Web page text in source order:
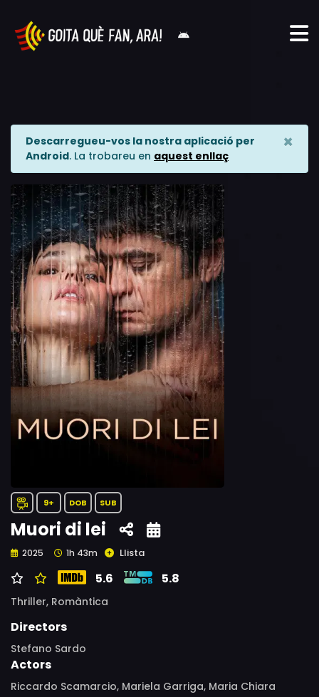
Descarregueu-vos la nostra aplicació per
Android. La trobareu en aquest enllaç
×
9+ DOB SUB
Muori di lei
2025 1h 43m Llista
5.6 5.8
Thriller, Romàntica
Directors
Stefano Sardo
Actors
Riccardo Scamarcio, Mariela Garriga, Maria Chiara